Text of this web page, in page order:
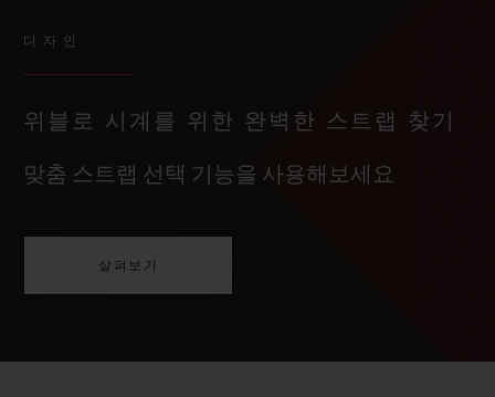
디자인
위블로 시계를 위한 완벽한 스트랩 찾기
맞춤 스트랩 선택 기능을 사용해보세요
살펴보기